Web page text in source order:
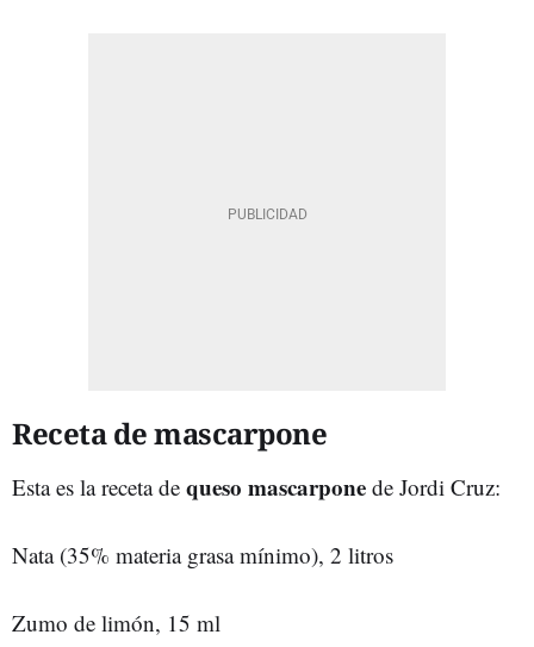
Receta de mascarpone
Esta es la receta de queso mascarpone de Jordi Cruz:
Nata (35% materia grasa mínimo), 2 litros
Zumo de limón, 15 ml